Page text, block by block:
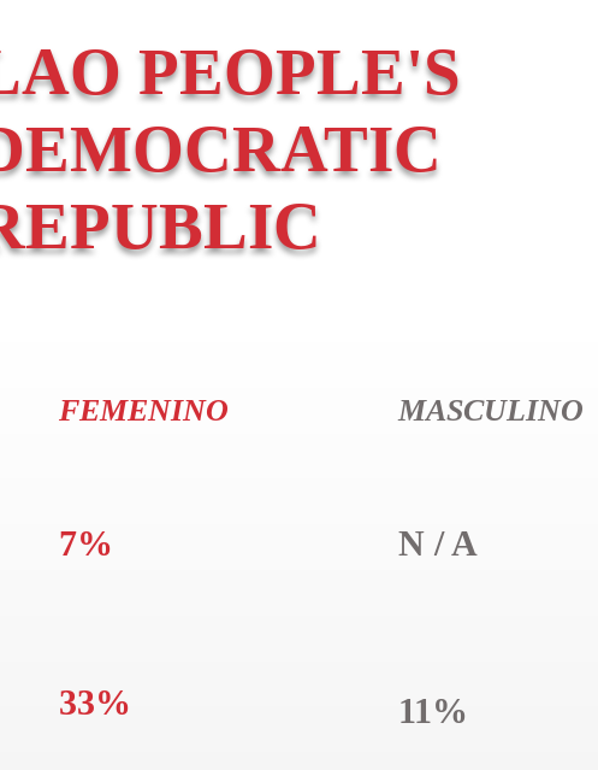
PEOPLE'S
FEMENINO MASCULINO
7% N / A
33% 11%